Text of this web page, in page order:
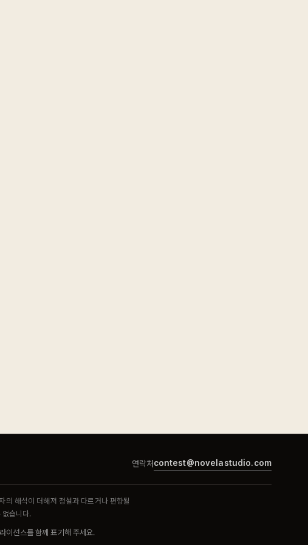
연락처contest@novelastudio.com
의 해석이 더해져 정설과 다르거나 편향될
없습니다.
이선스를 함께 표기해 주세요.